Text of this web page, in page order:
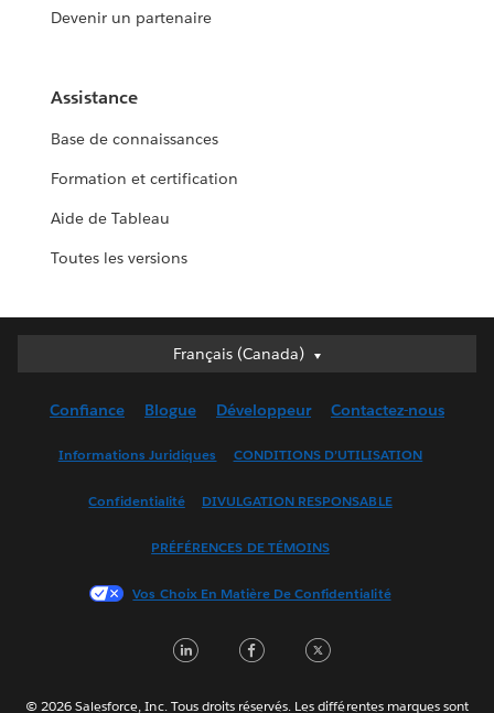
Devenir un partenaire
Assistance
Base de connaissances
Formation et certification
Aide de Tableau
Toutes les versions
Français (Canada)
Français (Canada)
English (UK)
Français (France)
한국어
Português
Confiance Blogue Développeur Contactez-nous
Informations Juridiques CONDITIONS D’UTILISATION
Confidentialité DIVULGATION RESPONSABLE
PRÉFÉRENCES DE TÉMOINS
Vos Choix En Matière De Confidentialité
© 2026 Salesforce, Inc. Tous droits réservés. Les différentes marques sont